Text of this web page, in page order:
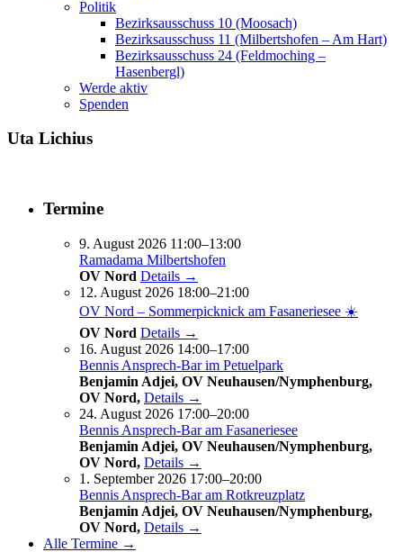
Politik
Bezirksausschuss 10 (Moosach)
Bezirksausschuss 11 (Milbertshofen – Am Hart)
Bezirksausschuss 24 (Feldmoching –
Hasenbergl)
Werde aktiv
Spenden
Uta Lichius
Termine
9. August 2026 11:00–13:00
Ramadama Milbertshofen
OV Nord Details →
12. August 2026 18:00–21:00
OV Nord – Sommerpicknick am Fasaneriesee ☀️
OV Nord Details →
16. August 2026 14:00–17:00
Bennis Ansprech-Bar im Petuelpark
Benjamin Adjei, OV Neuhausen/Nymphenburg,
OV Nord, Details →
24. August 2026 17:00–20:00
Bennis Ansprech-Bar am Fasaneriesee
Benjamin Adjei, OV Neuhausen/Nymphenburg,
OV Nord, Details →
1. September 2026 17:00–20:00
Bennis Ansprech-Bar am Rotkreuzplatz
Benjamin Adjei, OV Neuhausen/Nymphenburg,
OV Nord, Details →
Alle Termine →